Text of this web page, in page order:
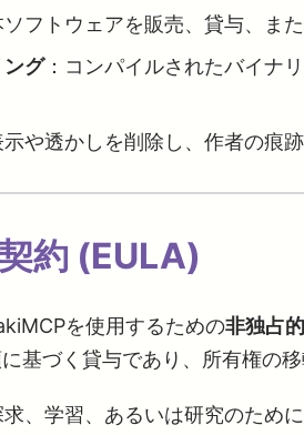
ソフトウェアを販売、貸与、ま
ング：コンパイルされたバイナ
示や透かしを削除し、作者の痕
約 (EULA)
を使用するための非独占
基づく貸与であり、所有権の移
求、学習、あるいは研究のため